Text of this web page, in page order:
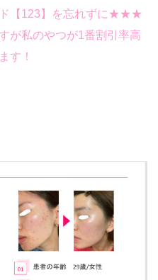
【123】を忘れずに★★★
が私のやつが1番割引率高
す！